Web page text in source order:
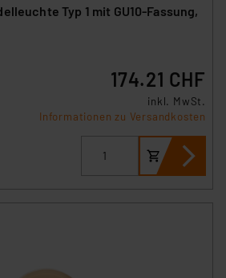
Typ 1 mit GU10-Fassung,
174.21 CHF
inkl. MwSt.
Informationen zu Versandkosten